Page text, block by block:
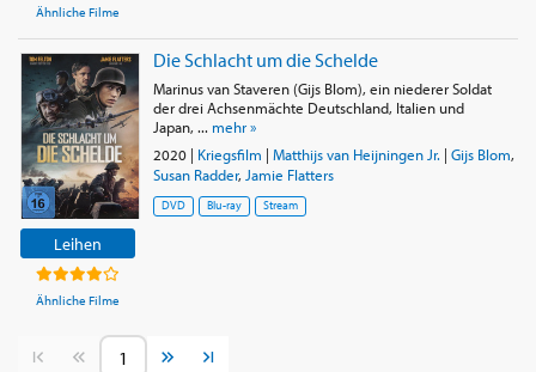
Ähnliche Filme
Leihen
Ähnliche Filme
Die Schlacht um die Schelde
Marinus van Staveren (Gijs Blom), ein niederer Soldat
der drei Achsenmächte Deutschland, Italien und
Japan, ... mehr »
2020| Kriegsfilm | Matthijs van Heijningen Jr. | Gijs Blom,
Susan Radder, Jamie Flatters
DVD Blu-ray Stream
Vorherige SeiteNächste Seite